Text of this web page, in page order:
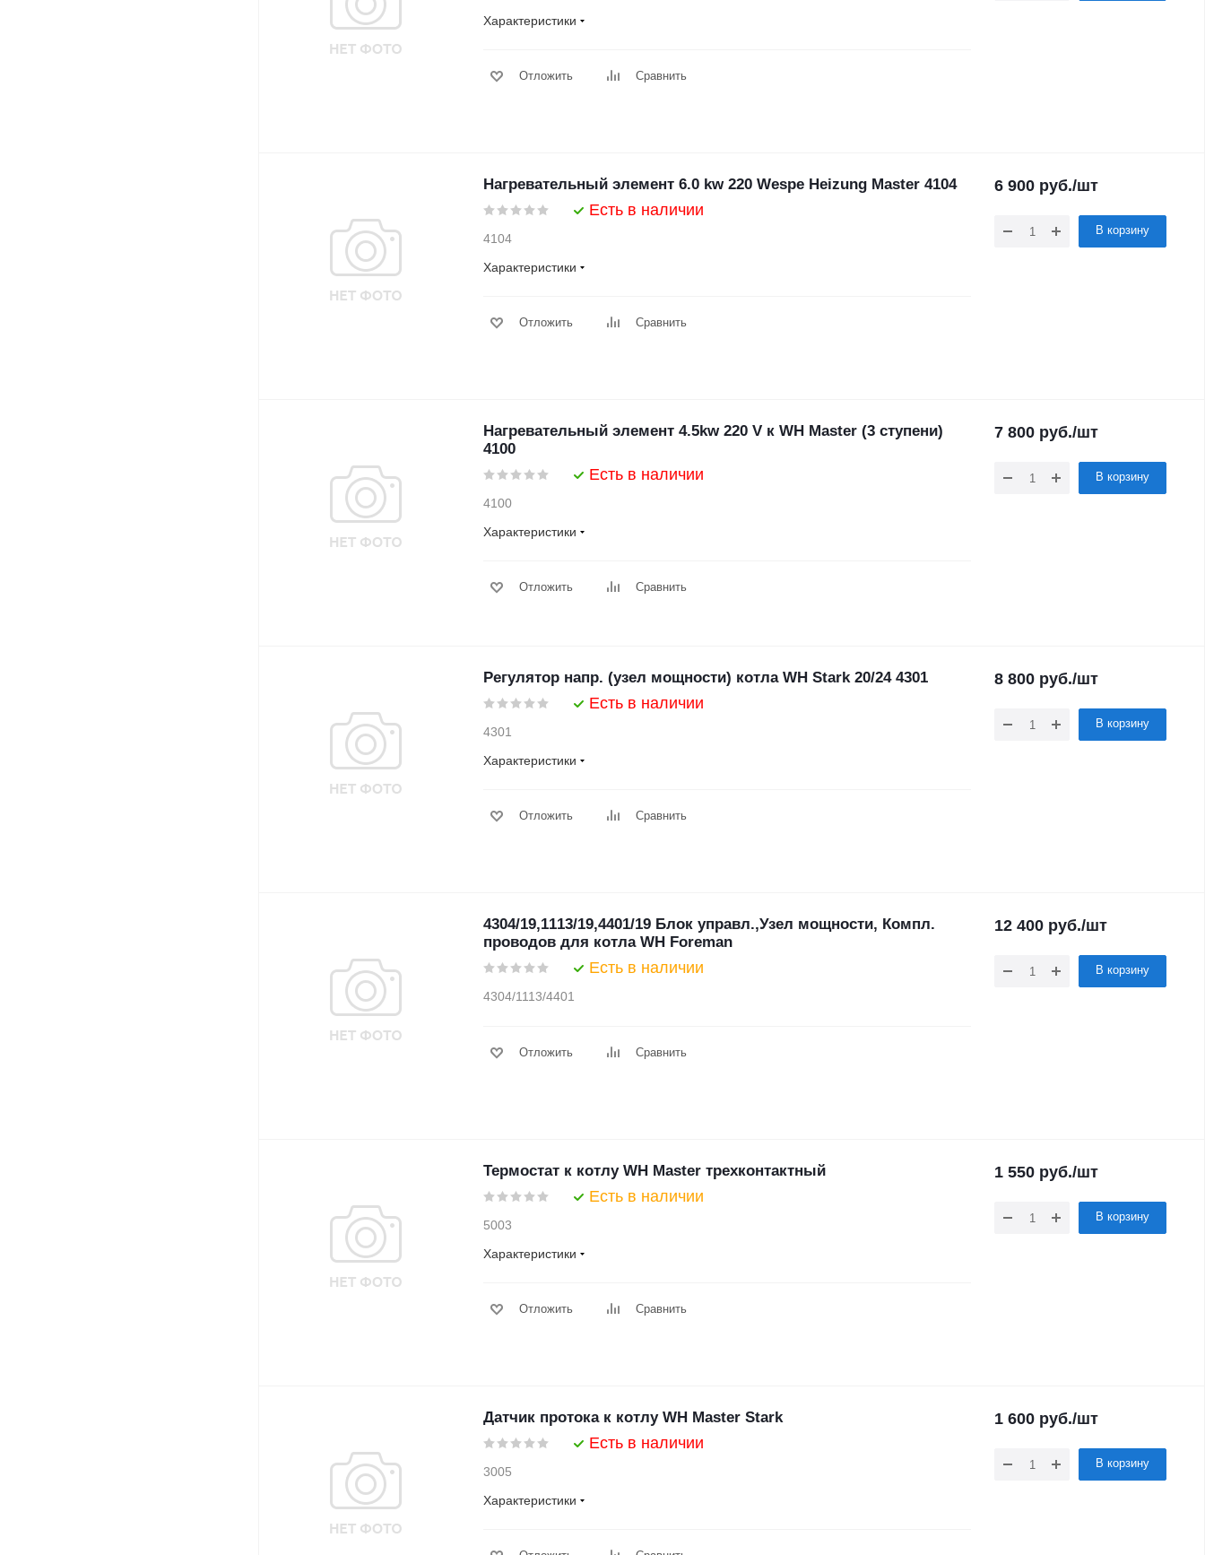
Характеристики
Отложить Сравнить
Нагревательный элемент 6.0 kw 220 Wespe Heizung Master 4104
Есть в наличии
4104
Характеристики
Отложить Сравнить
6 900 руб./шт
В корзину
Нагревательный элемент 4.5kw 220 V к WH Master (3 ступени)
4100
Есть в наличии
4100
Характеристики
Отложить Сравнить
7 800 руб./шт
В корзину
Регулятор напр. (узел мощности) котла WH Stark 20/24 4301
Есть в наличии
4301
Характеристики
Отложить Сравнить
8 800 руб./шт
В корзину
4304/19,1113/19,4401/19 Блок управл.,Узел мощности, Компл.
проводов для котла WH Foreman
Есть в наличии
4304/1113/4401
Отложить Сравнить
12 400 руб./шт
В корзину
Термостат к котлу WH Master трехконтактный
Есть в наличии
5003
Характеристики
Отложить Сравнить
1 550 руб./шт
В корзину
Датчик протока к котлу WH Master Stark
Есть в наличии
3005
Характеристики
1 600 руб./шт
В корзину